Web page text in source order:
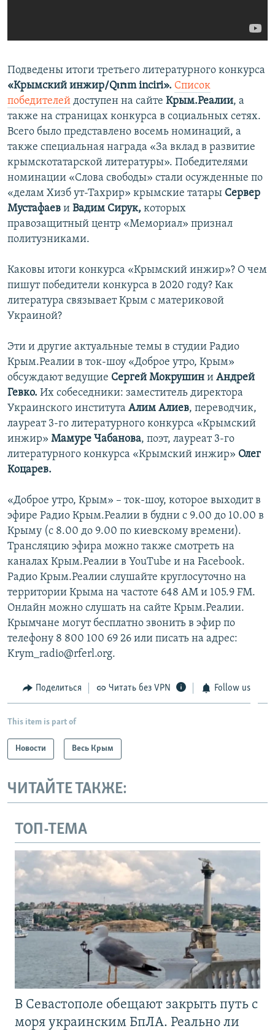
УКРАИНСКАЯ ПРОБЛЕМА КРЫМА
Все сайты RFE/RL
Подведены итоги третьего литературного конкурса
«Крымский инжир/Qırım inciri». Список
победителей доступен на сайте Крым.Реалии, а
также на страницах конкурса в социальных сетях.
Всего было представлено восемь номинаций, а
также специальная награда «За вклад в развитие
крымскотатарской литературы». Победителями
номинации «Слова свободы» стали осужденные по
«делам Хизб ут-Тахрир» крымские татары Сервер
Мустафаев и Вадим Сирук, которых
правозащитный центр «Мемориал» признал
политузниками.​
Каковы итоги конкурса «Крымский инжир»? О чем
пишут победители конкурса в 2020 году? Как
литература связывает Крым с материковой
Украиной?
Эти и другие актуальные темы в студии Радио
Крым.Реалии в ток-шоу «Доброе утро, Крым»
обсуждают ведущие Сергей Мокрушин и Андрей
Гевко. Их собеседники: заместитель директора
Украинского института Алим Алиев, переводчик,
лауреат 3-го литературного конкурса «Крымский
инжир» Мамуре Чабанова, поэт, лауреат 3-го
литературного конкурса «Крымский инжир» Олег
Коцарев.
«Доброе утро, Крым» – ток-шоу, которое выходит в
эфире Радио Крым.Реалии в будни с 9.00 до 10.00 в
Крыму (с 8.00 до 9.00 по киевскому времени).
Трансляцию эфира можно также смотреть на
каналах Крым.Реалии в YouTube и на Facebook.
Радио Крым.Реалии слушайте круглосуточно на
территории Крыма на частоте 648 АМ и 105.9 FМ.
Онлайн можно слушать на сайте Крым.Реалии.
Крымчане могут бесплатно звонить в эфир по
телефону 8 800 100 69 26 или писать на адрес:
Krym_radio@rferl.org.
Поделиться Читать без VPN Follow us
This item is part of
Новости Весь Крым
ЧИТАЙТЕ ТАКЖЕ:
ТОП-ТЕМА
В Севастополе обещают закрыть путь с
моря украинским БпЛА. Реально ли